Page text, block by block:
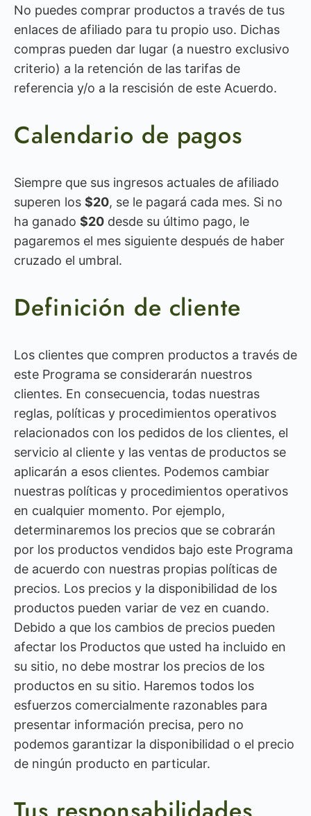
No puedes comprar productos a través de tus
enlaces de afiliado para tu propio uso. Dichas
compras pueden dar lugar (a nuestro exclusivo
criterio) a la retención de las tarifas de
referencia y/o a la rescisión de este Acuerdo.
Calendario de pagos
Siempre que sus ingresos actuales de afiliado
superen los $20, se le pagará cada mes. Si no
ha ganado $20 desde su último pago, le
pagaremos el mes siguiente después de haber
cruzado el umbral.
Definición de cliente
Los clientes que compren productos a través de
este Programa se considerarán nuestros
clientes. En consecuencia, todas nuestras
reglas, políticas y procedimientos operativos
relacionados con los pedidos de los clientes, el
servicio al cliente y las ventas de productos se
aplicarán a esos clientes. Podemos cambiar
nuestras políticas y procedimientos operativos
en cualquier momento. Por ejemplo,
determinaremos los precios que se cobrarán
por los productos vendidos bajo este Programa
de acuerdo con nuestras propias políticas de
precios. Los precios y la disponibilidad de los
productos pueden variar de vez en cuando.
Debido a que los cambios de precios pueden
afectar los Productos que usted ha incluido en
su sitio, no debe mostrar los precios de los
productos en su sitio. Haremos todos los
esfuerzos comercialmente razonables para
presentar información precisa, pero no
podemos garantizar la disponibilidad o el precio
de ningún producto en particular.